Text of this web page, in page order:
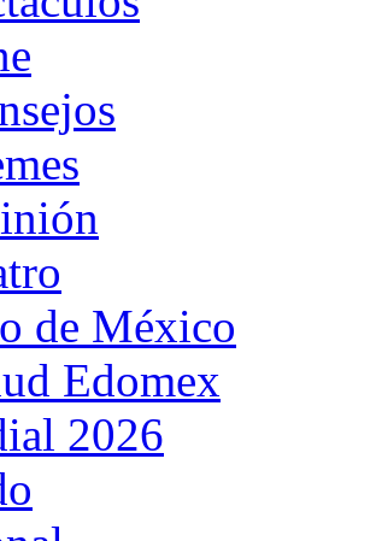
de México
Edomex
2026